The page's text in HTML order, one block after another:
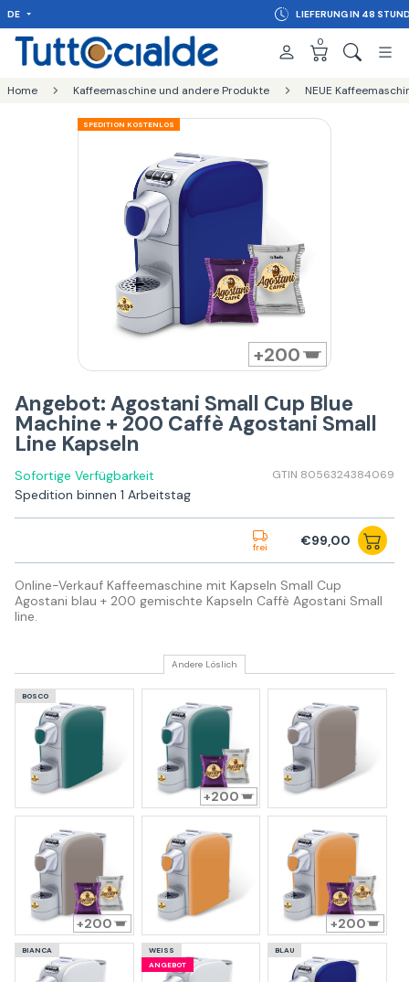
DE LIEFERUNG IN 48 STUNDEN
0
Home Kaffeemaschine und andere Produkte NEUE
SPEDITION KOSTENLOS
200
Angebot: Agostani Small Cup Blue
Machine + 200 Caffè Agostani Small
Line Kapseln
Sofortige Verfügbarkeit GTIN 8056324384069
Spedition binnen 1 Arbeitstag
frei €99,00
Online-Verkauf Kaffeemaschine mit Kapseln Small Cup
Agostani blau + 200 gemischte Kapseln Caffè Agostani Small
line.
Andere Löslich
BOSCO
200
200 200
BIANCA
WEISS
ANGEBOT
BLAU